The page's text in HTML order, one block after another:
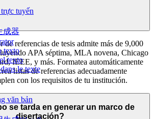
tuyến
成器
texto
texto
le texte
văn bản
de referencias de tesis admite más de 9,000
APA séptima, MLA novena, Chicago
IEEE, y más. Formatea automáticamente
listas de referencias adecuadamente
con los requisitos de tu institución.
se tarda en generar un marco de
disertación?